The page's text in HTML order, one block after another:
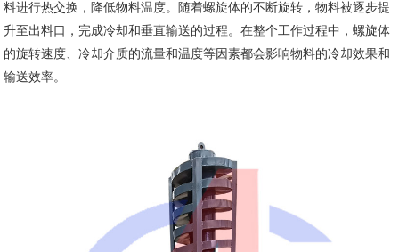
料进行热交换，降低物料温度。随着螺旋体的不断旋转，物料被逐步提
升至出料口，完成冷却和垂直输送的过程。在整个工作过程中，螺旋体
的旋转速度、冷却介质的流量和温度等因素都会影响物料的冷却效果和
输送效率。